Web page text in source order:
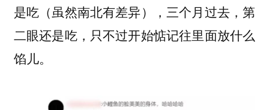
是吃（虽然南北有差异），三个月过去，第
二眼还是吃，只不过开始惦记往里面放什么
馅儿。